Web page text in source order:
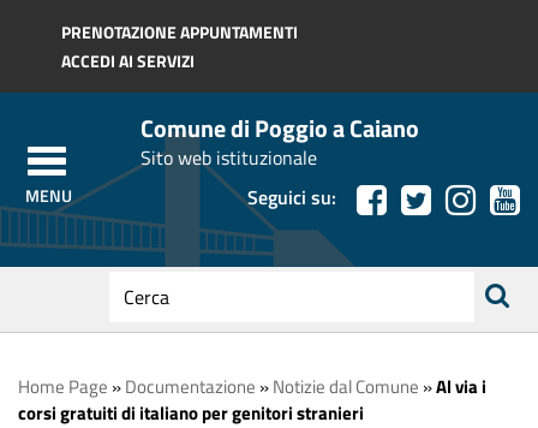
Regione Toscana
PRENOTAZIONE APPUNTAMENTI
ACCEDI AI SERVIZI
Comune di Poggio a Caiano
Sito web istituzionale
Seguici su:
testo
da
cercare
ricerca
Home Page »Documentazione »Notizie dal Comune »Al via i
corsi gratuiti di italiano per genitori stranieri